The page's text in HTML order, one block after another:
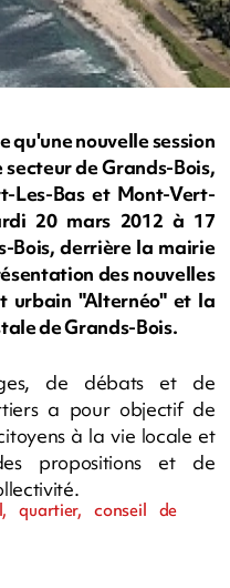
qu'une nouvelle session
de Grands-Bois,
Les-Bas et Mont-Vert-
20 mars 2012 à 17
Bois, derrière la mairie
des nouvelles
urbain "Alternéo" et la
de Grands-Bois.
de débats et de
a pour objectif de
à la vie locale et
propositions et de
quartier, conseil de